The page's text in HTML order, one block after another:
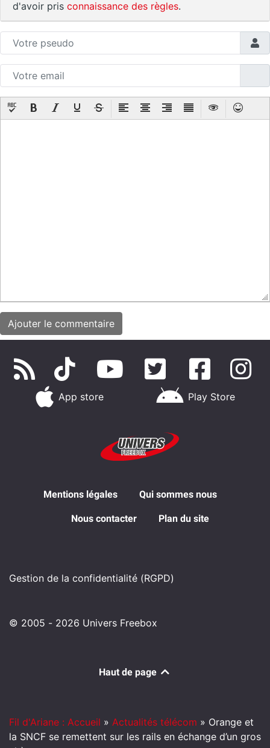
d'avoir pris connaissance des règles.
App store Play Store
Mentions légales Qui sommes nous
Nous contacter Plan du site
Gestion de la confidentialité (RGPD)
© 2005 - 2026 Univers Freebox
Haut de page
Fil d'Ariane : Accueil » Actualités télécom » Orange et
la SNCF se remettent sur les rails en échange d’un gros